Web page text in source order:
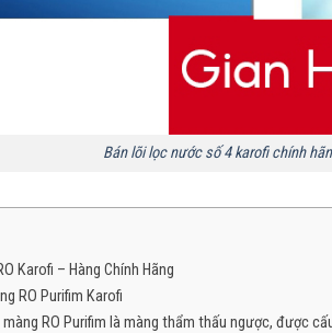
Bán lõi lọc nước số 4 karofi chính
Karofi – Hàng Chính Hãng
RO Purifim Karofi
RO Purifim là màng thẩm thấu ngược, được